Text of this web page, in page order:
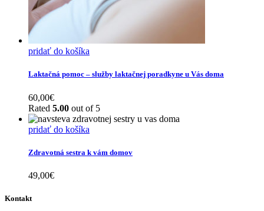
pridať do košíka
Laktačná pomoc – služby laktačnej poradkyne u Vás doma
60,00€
Rated 5.00 out of 5
pridať do košíka
Zdravotná sestra k vám domov
49,00€
Kontakt